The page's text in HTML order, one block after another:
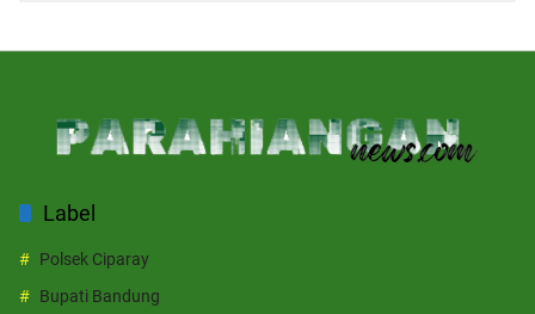
Label
Polsek Ciparay
Bupati Bandung